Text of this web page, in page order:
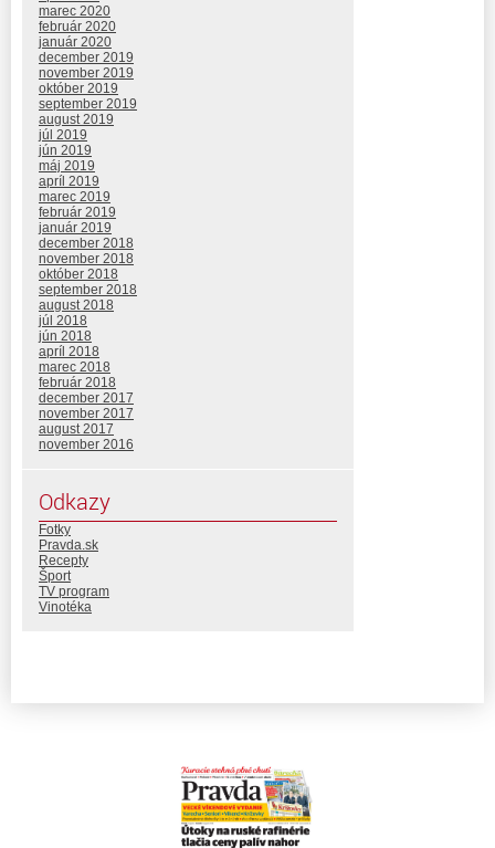
marec 2020
február 2020
január 2020
december 2019
november 2019
október 2019
september 2019
august 2019
júl 2019
jún 2019
máj 2019
apríl 2019
marec 2019
február 2019
január 2019
december 2018
november 2018
október 2018
september 2018
august 2018
júl 2018
jún 2018
apríl 2018
marec 2018
február 2018
december 2017
november 2017
august 2017
november 2016
Odkazy
Fotky
Pravda.sk
Recepty
Šport
TV program
Vinotéka